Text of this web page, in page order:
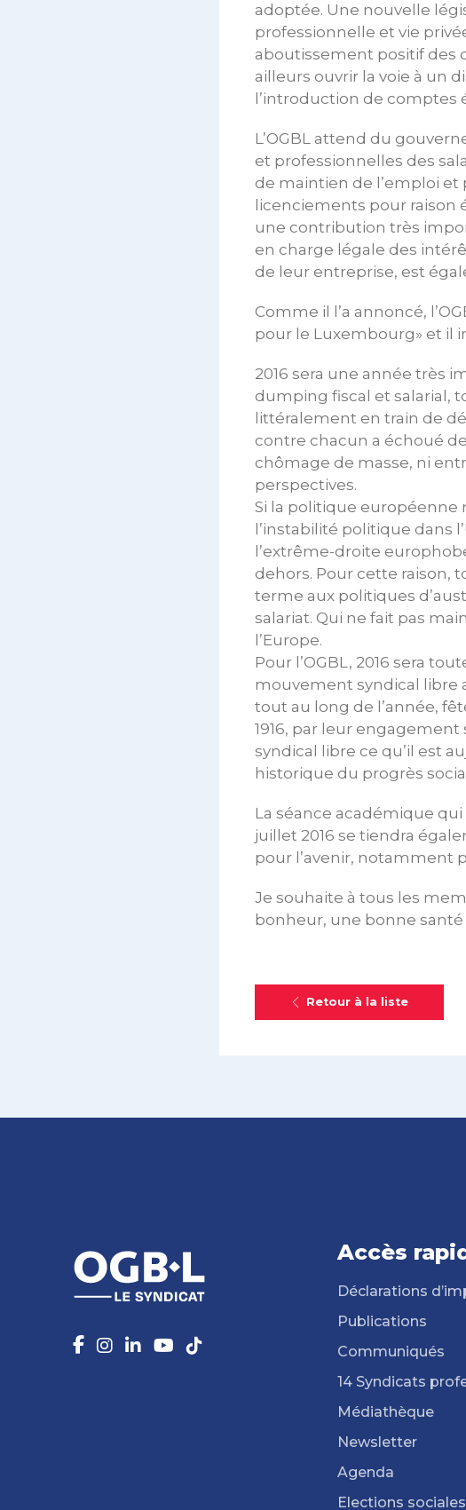
adoptée. Une nouvelle
professionnelle et vie
aboutissement positif des
ailleurs ouvrir la voie à un
l’introduction de
L’OGBL attend du
et professionnelles des
de maintien de l’emploi
licenciements pour
une contribution très
en charge légale des
de leur entreprise, est
Comme il l’a annoncé,
pour le Luxembourg» et il
2016 sera une année très
dumping fiscal et salarial,
littéralement en train de
contre chacun a échoué
chômage de masse, ni
perspectives.
Si la politique européenne
l’instabilité politique dans
l’extrême-droite
dehors. Pour cette raison,
terme aux politiques
salariat. Qui ne fait pas
l’Europe.
Pour l’OGBL, 2016 sera
mouvement syndical libre
tout au long de l’année,
1916, par leur
syndical libre ce qu’il est
historique du progrès
La séance académique
juillet 2016 se tiendra
pour l’avenir, notamment
Je souhaite à tous les
bonheur, une bonne santé
Retour à la liste
Accès
Déclarations
Publications
Communiqués
14 Syndicats
Médiathèque
Newsletter
Agenda
Elections